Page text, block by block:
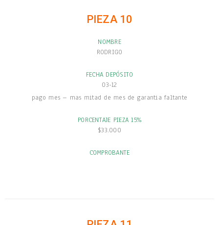
PIEZA 10
NOMBRE
RODRIGO
FECHA DEPÓSITO
03-12
pago mes – mas mitad de mes de garantia faltante
PORCENTAJE PIEZA 15%
$33.000
COMPROBANTE